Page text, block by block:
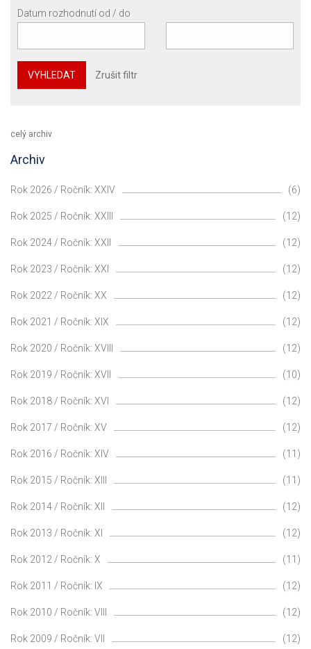
Datum rozhodnutí od / do
VYHLEDAT Zrušit filtr
celý archiv
Archiv
Rok 2026 / Ročník: XXIV (6)
Rok 2025 / Ročník: XXIII (12)
Rok 2024 / Ročník: XXII (12)
Rok 2023 / Ročník: XXI (12)
Rok 2022 / Ročník: XX (12)
Rok 2021 / Ročník: XIX (12)
Rok 2020 / Ročník: XVIII (12)
Rok 2019 / Ročník: XVII (10)
Rok 2018 / Ročník: XVI (12)
Rok 2017 / Ročník: XV (12)
Rok 2016 / Ročník: XIV (11)
Rok 2015 / Ročník: XIII (11)
Rok 2014 / Ročník: XII (12)
Rok 2013 / Ročník: XI (12)
Rok 2012 / Ročník: X (11)
Rok 2011 / Ročník: IX (12)
Rok 2010 / Ročník: VIII (12)
Rok 2009 / Ročník: VII (12)